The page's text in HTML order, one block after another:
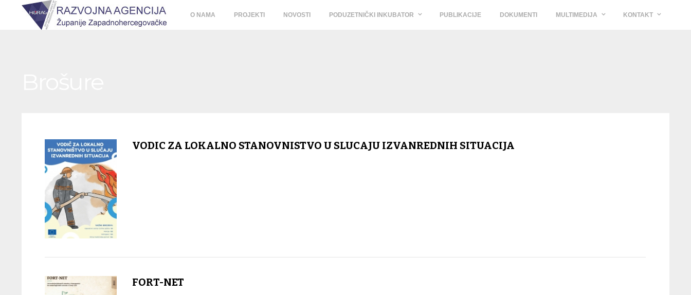
O NAMA PROJEKTI NOVOSTI PODUZETNIČKI INKUBATOR PUBLIKACIJE DOKUMENTI MULTIMEDIJA KONTAKT
VODIC ZA LOKALNO STANOVNISTVO U SLUCAJU IZVANREDNIH SITUACIJA
FORT-NET